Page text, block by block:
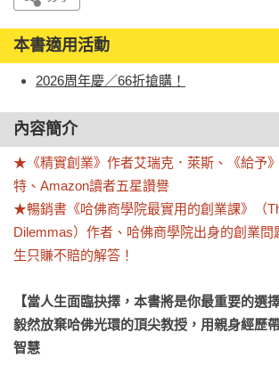
本書適用活動
2026周年慶／66折搶購！
內容簡介
★《精實創業》作者艾瑞克．萊斯、《給予
特、Amazon讀者五星讚譽
★暢銷書《哈佛商學院最實用的創業課》（
Dilemmas）作者、哈佛商學院出身的創業問
生只賺不賠的解答！
【當人生面臨抉擇，本書將是你最重要的選擇
毅然放棄哈佛光環的頂尖教授，用親身經歷
智慧